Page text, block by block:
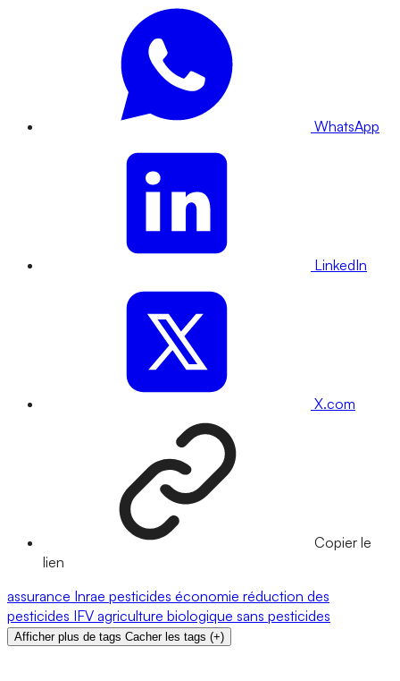
WhatsApp
LinkedIn
X.com
Copier le
lien
assurance Inrae pesticides économie réduction des
pesticides IFV agriculture biologique sans pesticides
Afficher plus de tags Cacher les tags (+)